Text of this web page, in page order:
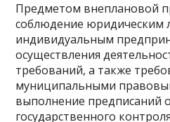
Предметом внеплановой
соблюдение юридическим
индивидуальным
осуществления
требований, а также
муниципальными
выполнение предписаний
государственного